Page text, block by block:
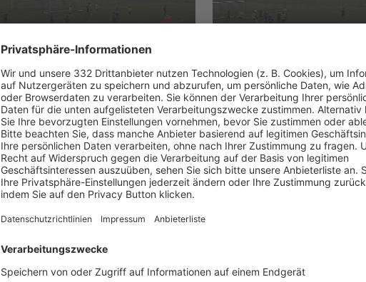
SVL 1965 WEILHEIM - TSV
PERCHTING-HADORF II, 5-0
PERCHTING-HADORF II, 5-0
UNSERE NEUIGKEITEN FÜR DICH